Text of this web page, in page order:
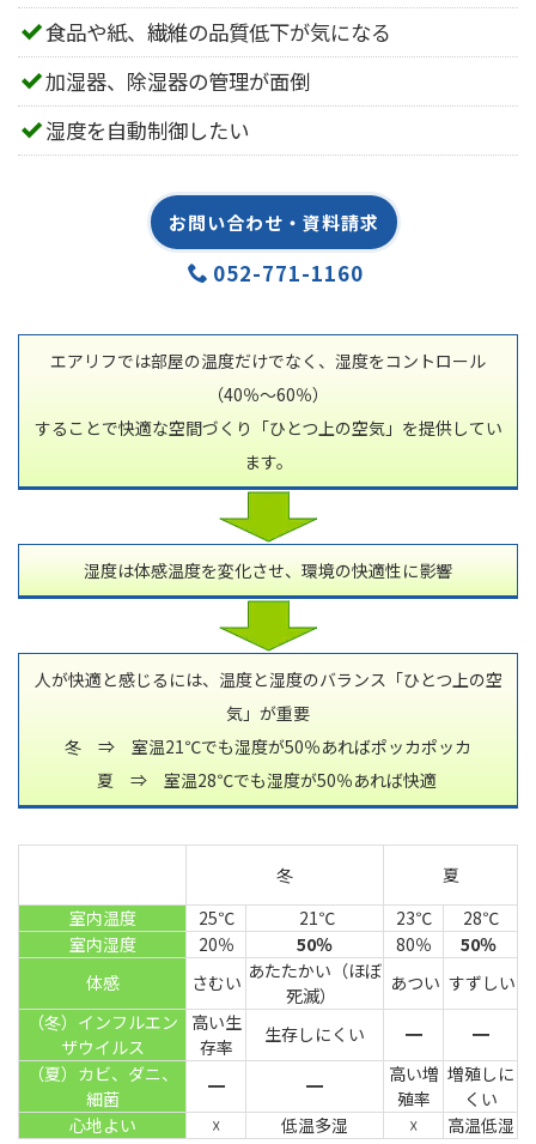
食品や紙、繊維の品質低下が気になる
加湿器、除湿器の管理が面倒
湿度を自動制御したい
お問い合わせ・資料請求
052-771-1160
エアリフでは部屋の温度だけでなく、湿度をコントロール
（40％～60％）
することで快適な空間づくり「ひとつ上の空気」を提供してい
ます。
湿度は体感温度を変化させ、環境の快適性に影響
人が快適と感じるには、温度と湿度のバランス「ひとつ上の空
気」が重要
冬 ⇒ 室温21℃でも湿度が50％あればポッカポッカ
夏 ⇒ 室温28℃でも湿度が50％あれば快適
冬
夏
室内温度
25℃ 21℃ 23℃
28℃
室内湿度
20％ 50％ 80％
50％
体感
さむい あたたかい（ほぼ
死滅）
あつい すずしい
（冬）インフルエン
ザウイルス
高い生
存率
生存しにくい ━
━
（夏）カビ、ダニ、
細菌
━ ━
高い増
殖率
増殖しに
くい
心地よい
☓ 低温多湿 ☓ 高温低湿